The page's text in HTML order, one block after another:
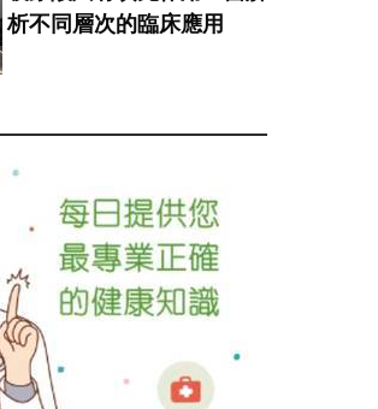
析不同層次的臨床應用